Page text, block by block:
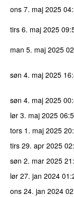
ons 7. maj 2025
tirs 6. maj 2025
man 5. maj 2025
søn 4. maj 2025
søn 4. maj 2025
lør 3. maj 2025
tors 1. maj 2025
tirs 29. apr 2025
søn 2. mar 2025
lør 27. jan 2024
ons 24. jan 2024